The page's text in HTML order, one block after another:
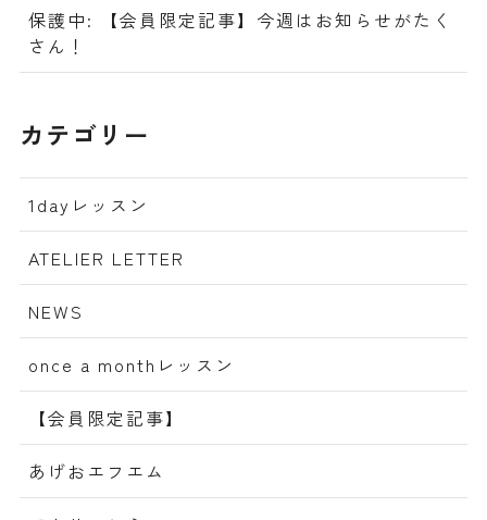
保護中: 【会員限定記事】今週はお知らせがたく
さん！
カテゴリー
1dayレッスン
ATELIER LETTER
NEWS
once a monthレッスン
【会員限定記事】
あげおエフエム